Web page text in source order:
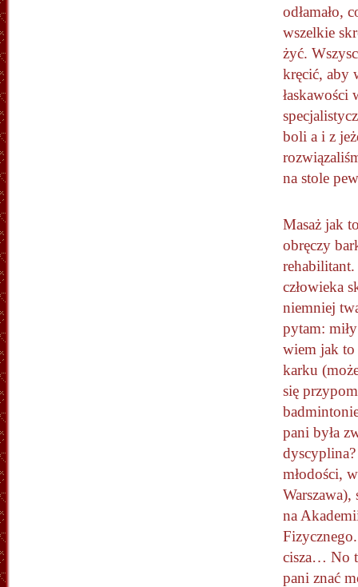
odłamało,
wszelkie
żyć.
kręcić, aby
łaskawości
boli a i z
na stole
Masaż jak
obręczy
człowieka
niemniej
pytam:
wiem jak to
karku
się
pani była
młodości,
Warszawa),
na
Fizycznego.
cisza… No
pani znać